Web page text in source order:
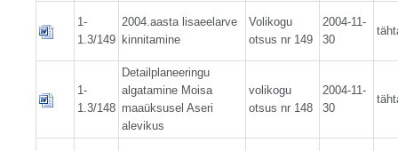
1-
1.3/149
2004.aasta lisaeelarve
kinnitamine
Volikogu
otsus nr 149
2004-11-
30
1-
1.3/148
Detailplaneeringu
algatamine Moisa
maaüksusel Aseri
alevikus
volikogu
otsus nr 148
2004-11-
30